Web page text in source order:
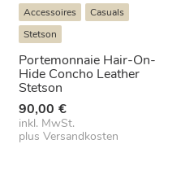
Accessoires
Casuals
Stetson
Portemonnaie Hair-On-
Hide Concho Leather
Stetson
90,00 €
inkl. MwSt.
plusVersandkosten